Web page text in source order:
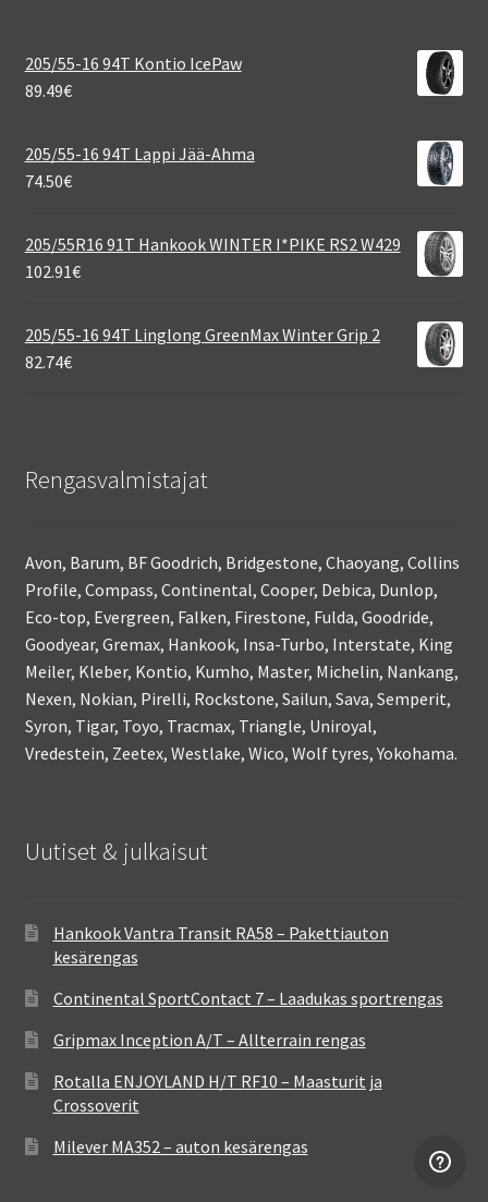
205/55-16 94T Kontio IcePaw
89.49€
205/55-16 94T Lappi Jää-Ahma
74.50€
205/55R16 91T Hankook WINTER I*PIKE RS2 W429
102.91€
205/55-16 94T Linglong GreenMax Winter Grip 2
82.74€
Rengasvalmistajat
Avon, Barum, BF Goodrich, Bridgestone, Chaoyang, Collins
Profile, Compass, Continental, Cooper, Debica, Dunlop,
Eco-top, Evergreen, Falken, Firestone, Fulda, Goodride,
Goodyear, Gremax, Hankook, Insa-Turbo, Interstate, King
Meiler, Kleber, Kontio, Kumho, Master, Michelin, Nankang,
Nexen, Nokian, Pirelli, Rockstone, Sailun, Sava, Semperit,
Syron, Tigar, Toyo, Tracmax, Triangle, Uniroyal,
Vredestein, Zeetex, Westlake, Wico, Wolf tyres, Yokohama.
Uutiset & julkaisut
Hankook Vantra Transit RA58 – Pakettiauton
kesärengas
Continental SportContact 7 – Laadukas sportrengas
Gripmax Inception A/T – Allterrain rengas
Rotalla ENJOYLAND H/T RF10 – Maasturit ja
Crossoverit
Milever MA352 – auton kesärengas